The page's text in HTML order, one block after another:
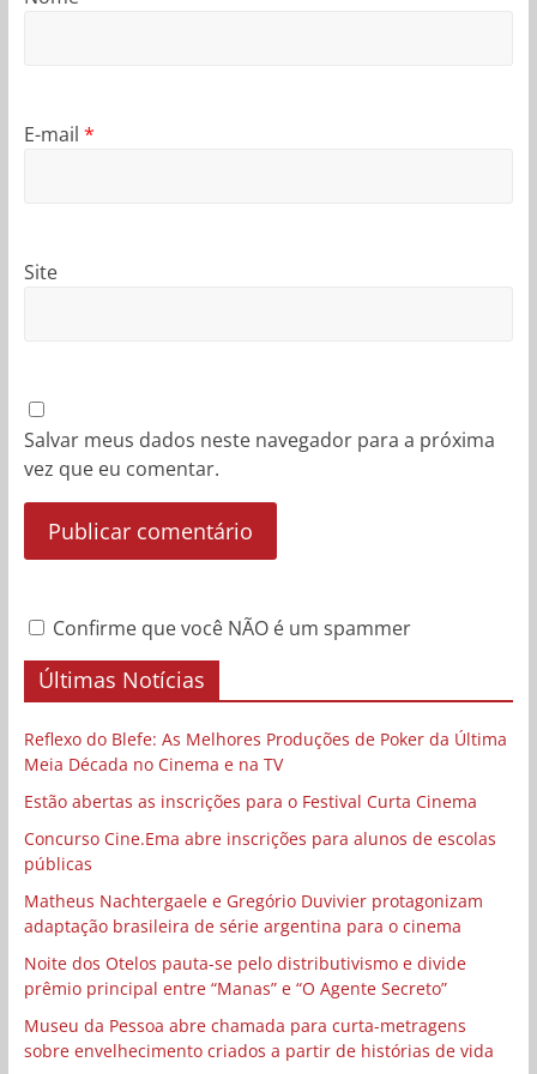
E-mail *
Site
Salvar meus dados neste navegador para a próxima
vez que eu comentar.
Confirme que você NÃO é um spammer
Últimas Notícias
Reflexo do Blefe: As Melhores Produções de Poker da Última
Meia Década no Cinema e na TV
Estão abertas as inscrições para o Festival Curta Cinema
Concurso Cine.Ema abre inscrições para alunos de escolas
públicas
Matheus Nachtergaele e Gregório Duvivier protagonizam
adaptação brasileira de série argentina para o cinema
Noite dos Otelos pauta-se pelo distributivismo e divide
prêmio principal entre “Manas” e “O Agente Secreto”
Museu da Pessoa abre chamada para curta-metragens
sobre envelhecimento criados a partir de histórias de vida